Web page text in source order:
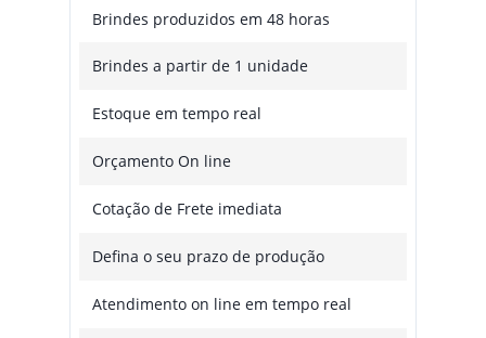
Brindes produzidos em 48 horas
Brindes a partir de 1 unidade
Estoque em tempo real
Orçamento On line
Cotação de Frete imediata
Defina o seu prazo de produção
Atendimento on line em tempo real